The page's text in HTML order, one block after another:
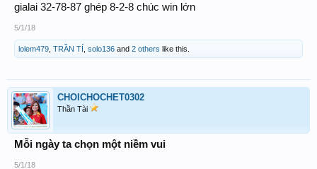
gialai 32-78-87 ghép 8-2-8 chúc win lớn
5/1/18
lolem479 TRẦN TÍ solo136 and 2 others like this.
CHOICHOCHET0302
Thần Tài
Mỗi ngày ta chọn một niềm vui
5/1/18